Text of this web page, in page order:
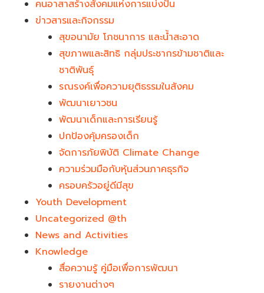
คนอาสาสร้างสังคมแห่งการแบ่งปัน
ข่าวสารและกิจกรรม
สุขอนามัย โภชนาการ และน้ำสะอาด
สุขภาพและสิทธิ กลุ่มประชากรข้ามชาติและ
ชาติพันธุ์
รณรงค์เพื่อความยุติธรรมในสังคม
พัฒนาเยาวชน
พัฒนาเด็กและการเรียนรู้
ปกป้องคุ้มครองเด็ก
จัดการภัยพิบัติ Climate Change
ความร่วมมือกับหุ้นส่วนภาคธุรกิจ
ครอบครัวอยู่ดีมีสุข
Youth Development​
Uncategorized @th
News and Activities
Knowledge
สื่อความรู้ คู่มือเพื่อการพัฒนา
รายงานต่างๆ